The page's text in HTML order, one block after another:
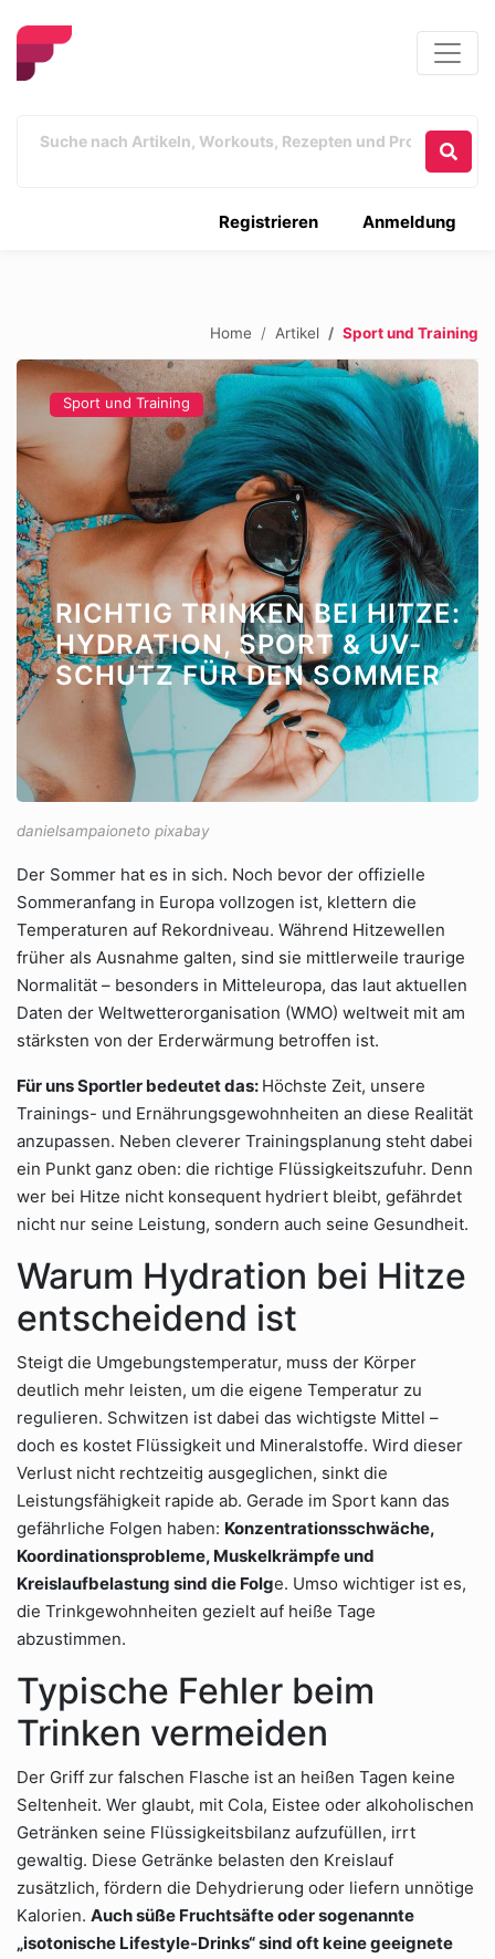
Anmeldung
Registrieren
Home Artikel Sport und Training
Sport und Training
RICHTIG TRINKEN BEI HITZE:
HYDRATION, SPORT & UV-
SCHUTZ FÜR DEN SOMMER
danielsampaioneto pixabay
Der Sommer hat es in sich. Noch bevor der offizielle
Sommeranfang in Europa vollzogen ist, klettern die
Temperaturen auf Rekordniveau. Während Hitzewellen
früher als Ausnahme galten, sind sie mittlerweile traurige
Normalität – besonders in Mitteleuropa, das laut aktuellen
Daten der Weltwetterorganisation (WMO) weltweit mit am
stärksten von der Erderwärmung betroffen ist.
Für uns Sportler bedeutet das: Höchste Zeit, unsere
Trainings- und Ernährungsgewohnheiten an diese Realität
anzupassen. Neben cleverer Trainingsplanung steht dabei
ein Punkt ganz oben: die richtige Flüssigkeitszufuhr. Denn
wer bei Hitze nicht konsequent hydriert bleibt, gefährdet
nicht nur seine Leistung, sondern auch seine Gesundheit.
Warum Hydration bei Hitze
entscheidend ist
Steigt die Umgebungstemperatur, muss der Körper
deutlich mehr leisten, um die eigene Temperatur zu
regulieren. Schwitzen ist dabei das wichtigste Mittel –
doch es kostet Flüssigkeit und Mineralstoffe. Wird dieser
Verlust nicht rechtzeitig ausgeglichen, sinkt die
Leistungsfähigkeit rapide ab. Gerade im Sport kann das
gefährliche Folgen haben: Konzentrationsschwäche,
Koordinationsprobleme, Muskelkrämpfe und
Kreislaufbelastung sind die Folge. Umso wichtiger ist es,
die Trinkgewohnheiten gezielt auf heiße Tage
abzustimmen.
Typische Fehler beim
Trinken vermeiden
Der Griff zur falschen Flasche ist an heißen Tagen keine
Seltenheit. Wer glaubt, mit Cola, Eistee oder alkoholischen
Getränken seine Flüssigkeitsbilanz aufzufüllen, irrt
gewaltig. Diese Getränke belasten den Kreislauf
zusätzlich, fördern die Dehydrierung oder liefern unnötige
Kalorien. Auch süße Fruchtsäfte oder sogenannte
„isotonische Lifestyle-Drinks“ sind oft keine geeignete